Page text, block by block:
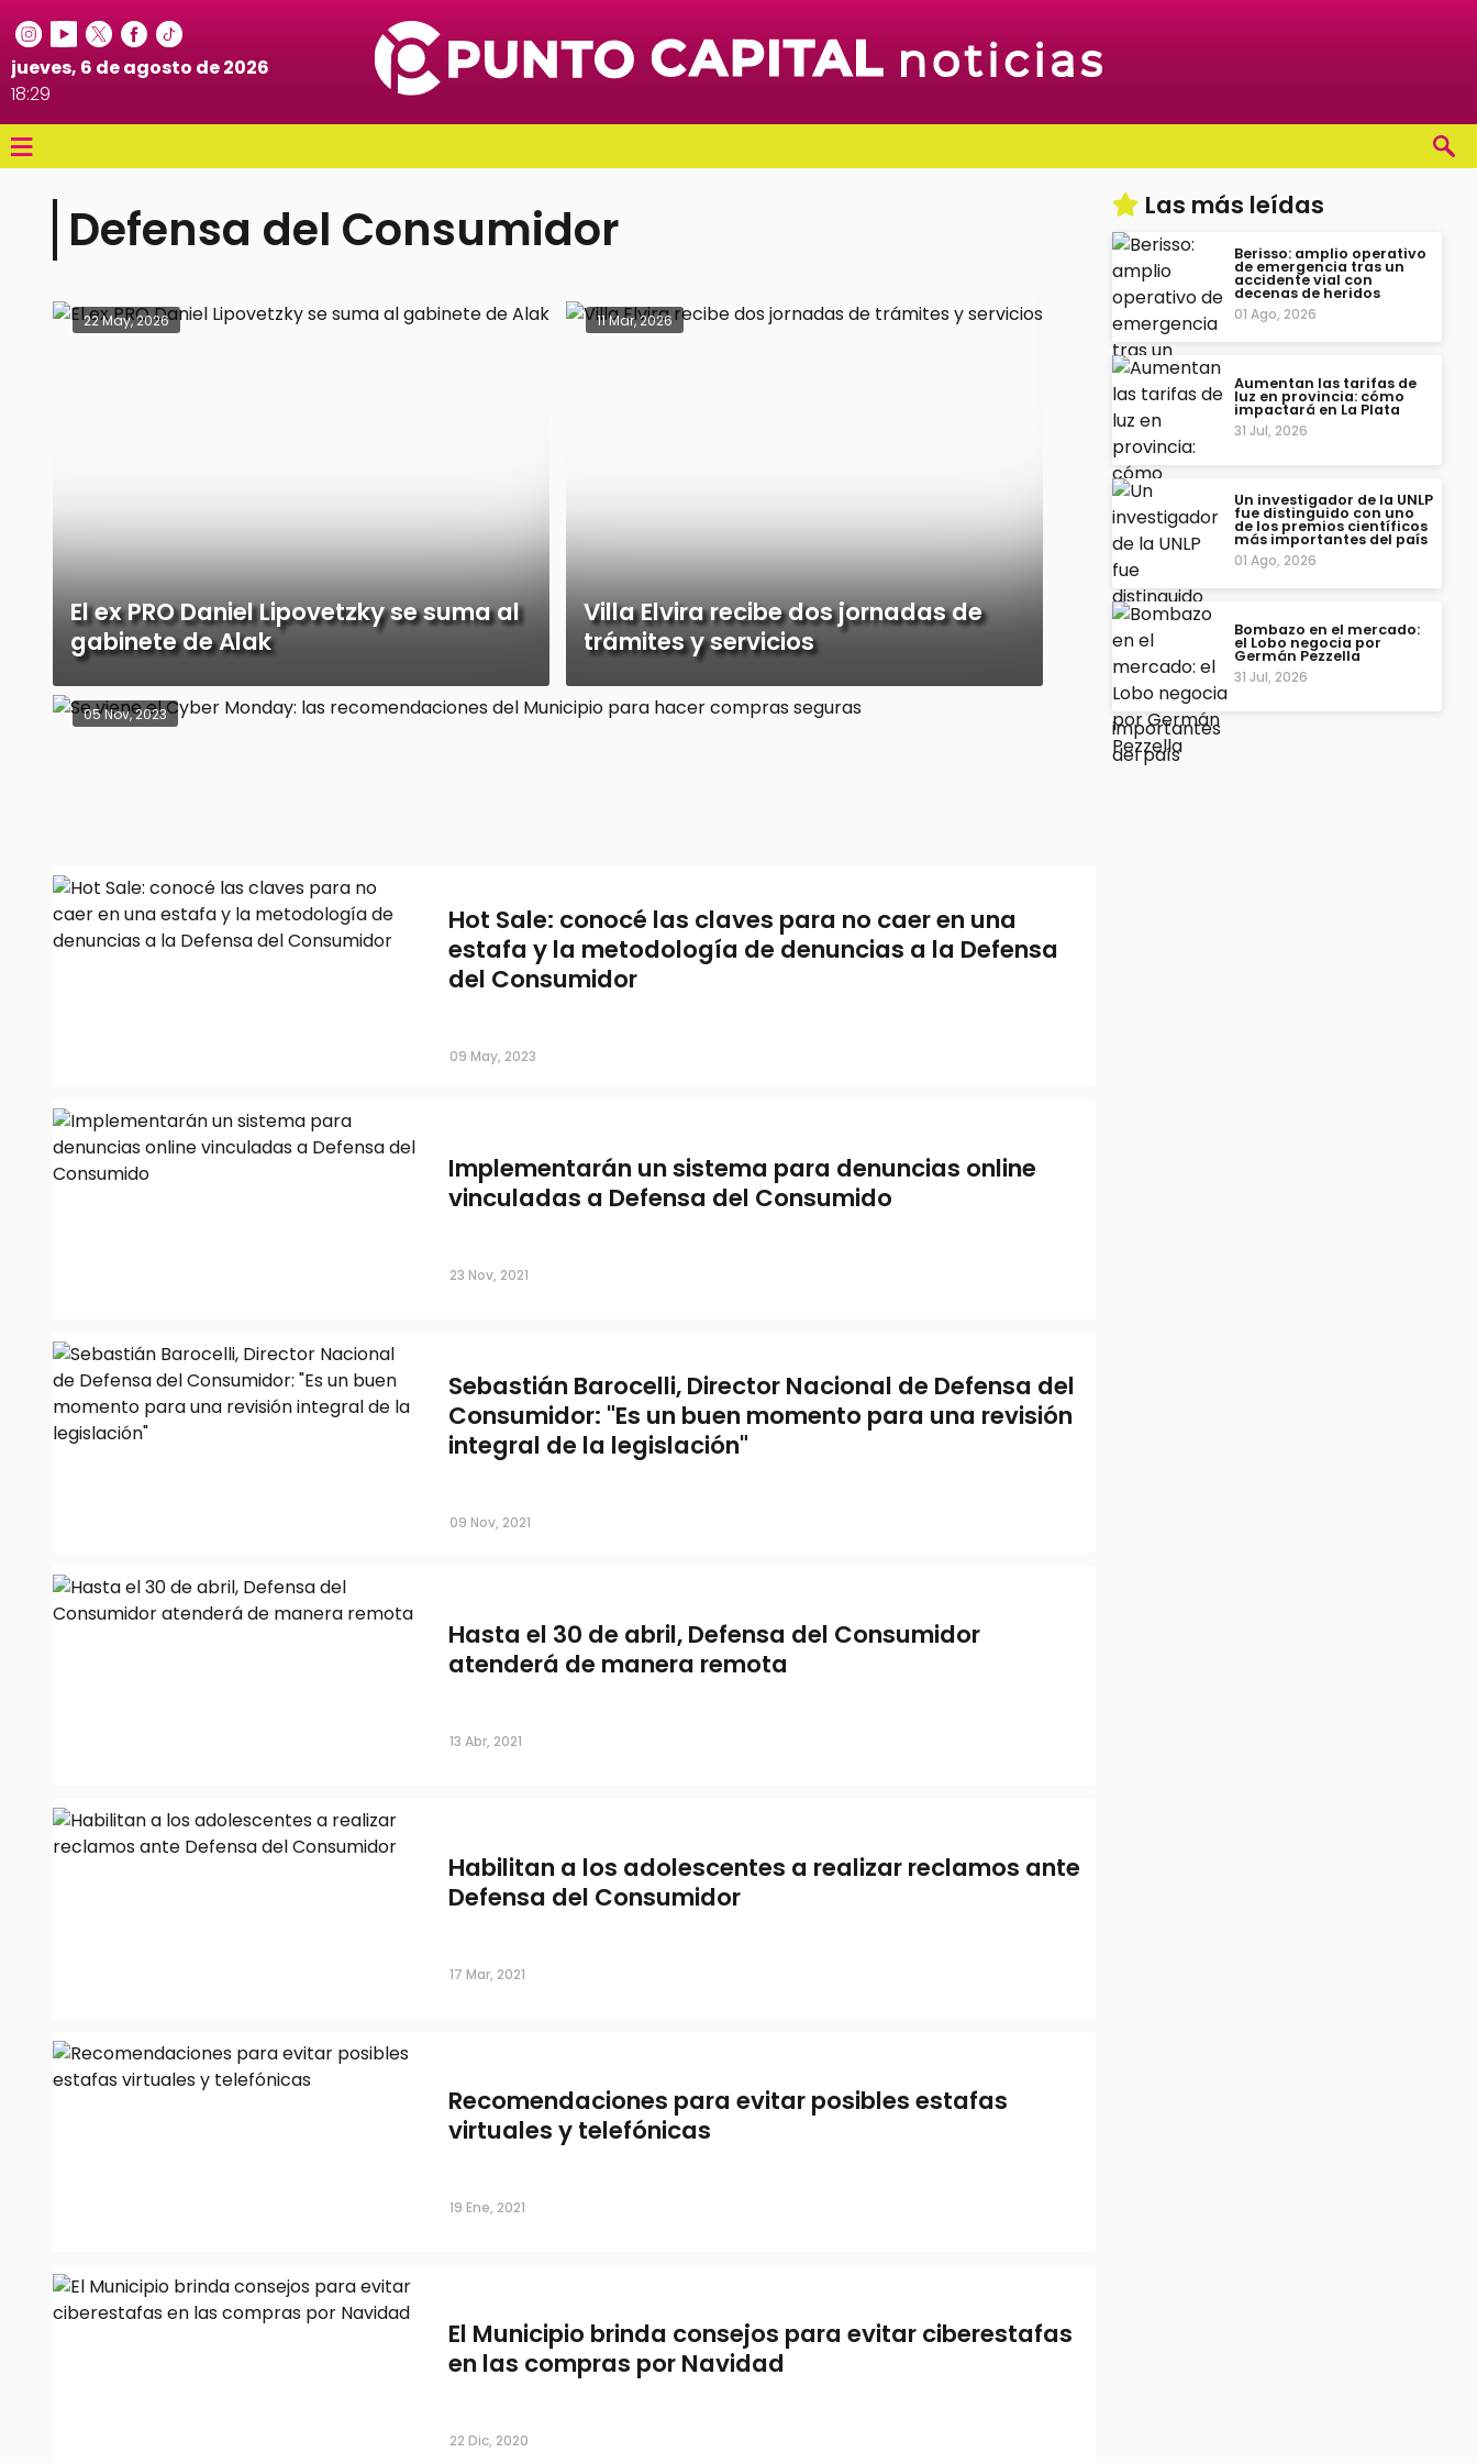
jueves, 6 de agosto de 2026
18:29
≡
Las más leídas
Berisso: amplio operativo
de emergencia tras un
accidente vial con
decenas de heridos
01 Ago, 2026
Aumentan las tarifas de
luz en provincia: cómo
impactará en La Plata
31 Jul, 2026
Un investigador de la UNLP
fue distinguido con uno
de los premios científicos
más importantes del país
01 Ago, 2026
Bombazo en el mercado:
el Lobo negocia por
Germán Pezzella
31 Jul, 2026
Defensa del Consumidor
22 May, 2026
El ex PRO Daniel Lipovetzky se suma al
gabinete de Alak
11 Mar, 2026
Villa Elvira recibe dos jornadas de
trámites y servicios
05 Nov, 2023
Hot Sale: conocé las claves para no caer en una
estafa y la metodología de denuncias a la Defensa
del Consumidor
09 May, 2023
Implementarán un sistema para denuncias online
vinculadas a Defensa del Consumido
23 Nov, 2021
Sebastián Barocelli, Director Nacional de Defensa del
Consumidor: "Es un buen momento para una revisión
integral de la legislación"
09 Nov, 2021
Hasta el 30 de abril, Defensa del Consumidor
atenderá de manera remota
13 Abr, 2021
Habilitan a los adolescentes a realizar reclamos ante
Defensa del Consumidor
17 Mar, 2021
Recomendaciones para evitar posibles estafas
virtuales y telefónicas
19 Ene, 2021
El Municipio brinda consejos para evitar ciberestafas
en las compras por Navidad
22 Dic, 2020